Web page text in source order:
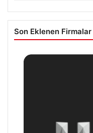
Son Eklenen Firmalar